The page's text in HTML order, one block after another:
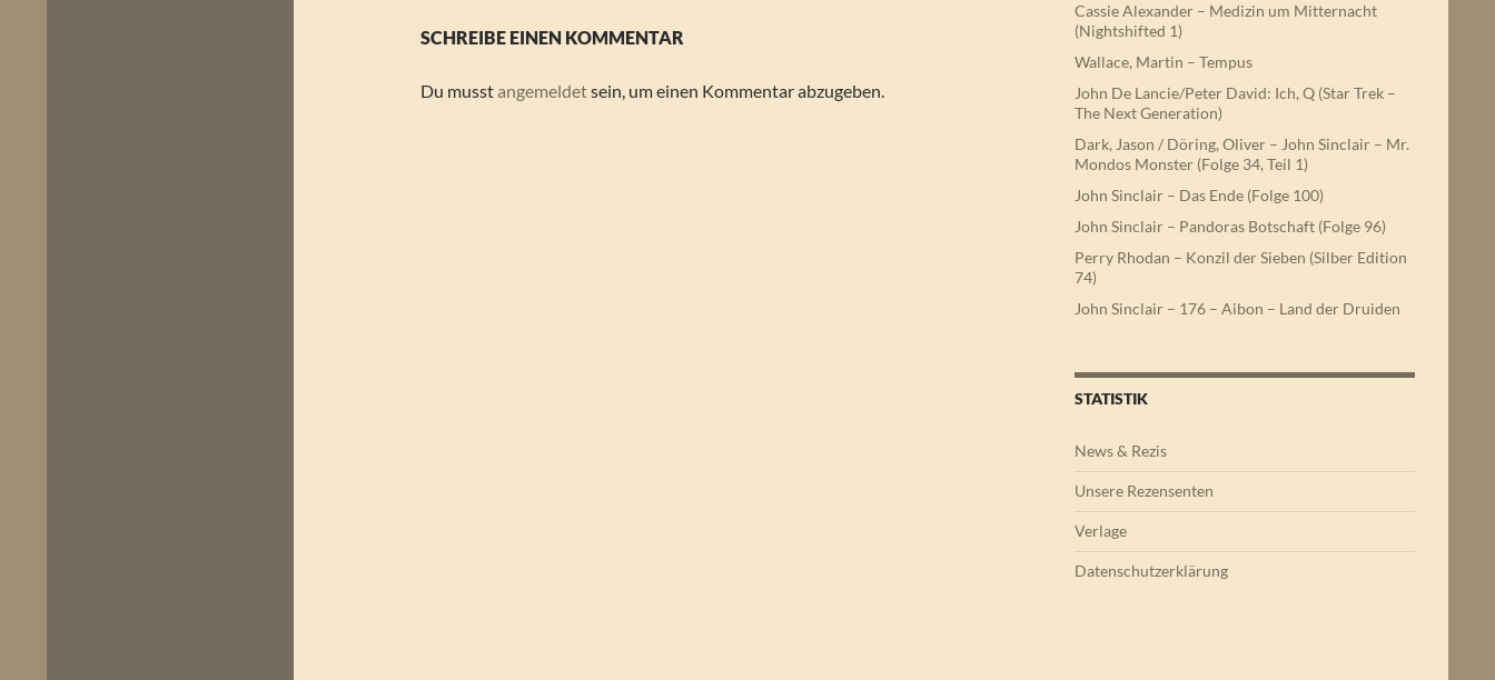
SCHREIBE EINEN KOMMENTAR
Du musstangemeldetsein, um einen Kommentar abzugeben.
Cassie Alexander – Medizin um Mitternacht
(Nightshifted 1)
Wallace, Martin – Tempus
John De Lancie/Peter David: Ich, Q (Star Trek –
The Next Generation)
Dark, Jason / Döring, Oliver – John Sinclair – Mr.
Mondos Monster (Folge 34, Teil 1)
John Sinclair – Das Ende (Folge 100)
John Sinclair – Pandoras Botschaft (Folge 96)
Perry Rhodan – Konzil der Sieben (Silber Edition
74)
John Sinclair – 176 – Aibon – Land der Druiden
STATISTIK
News & Rezis
Unsere Rezensenten
Verlage
Datenschutzerklärung